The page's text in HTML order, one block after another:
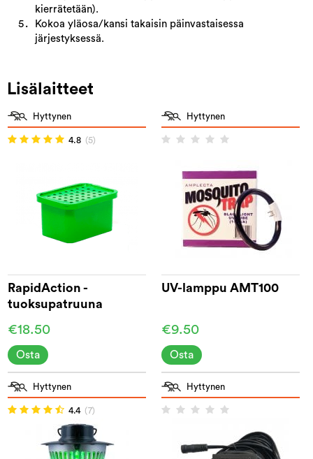
kierrätetään).
Kokoa yläosa/kansi takaisin päinvastaisessa
järjestyksessä.
Lisälaitteet
Hyttynen
4.8 (5)
RapidAction -
tuoksupatruuna
€18.50
Osta
Hyttynen
UV-lamppu AMT100
€9.50
Osta
Hyttynen
4.4 (7)
Hyttynen